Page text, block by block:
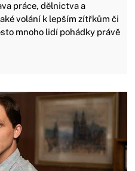
práce, dělnictva a
volání k lepším zítřkům či
mnoho lidí pohádky právě